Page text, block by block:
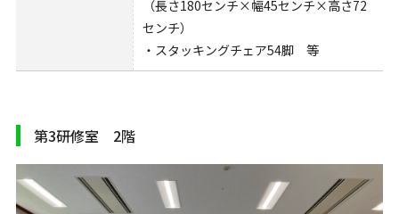
（長さ180センチ×幅45センチ×高さ72
センチ）
・スタッキングチェア54脚 等
第3研修室 2階